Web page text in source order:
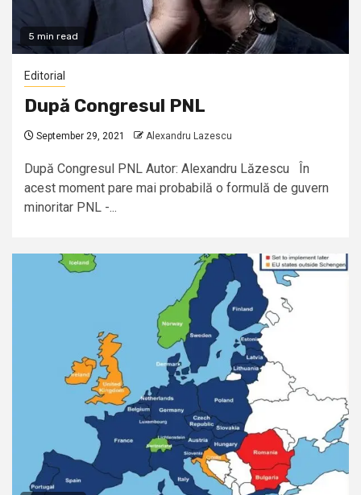
5 min read
Editorial
După Congresul PNL
September 29, 2021 Alexandru Lazescu
După Congresul PNL Autor: Alexandru Lăzescu În
acest moment pare mai probabilă o formulă de guvern
minoritar PNL -...